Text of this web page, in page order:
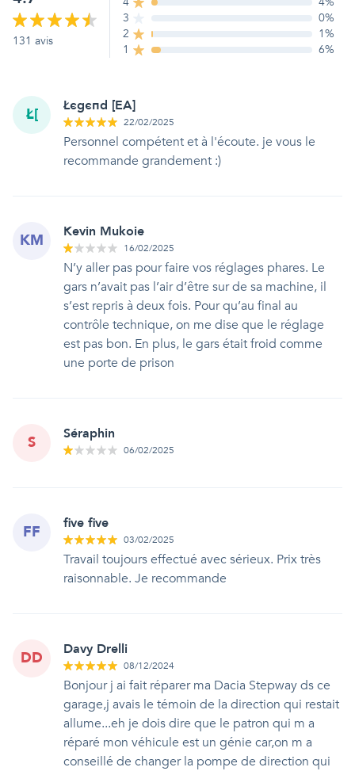
131 avis
3
0%
2
1%
1
6%
Ł[ Łєgєпd [EA]
22/02/2025
Personnel compétent et à l'écoute. je vous le
recommande grandement :)
KM Kevin Mukoie
16/02/2025
N’y aller pas pour faire vos réglages phares. Le
gars n’avait pas l’air d’être sur de sa machine, il
s’est repris à deux fois. Pour qu’au final au
contrôle technique, on me dise que le réglage
est pas bon. En plus, le gars était froid comme
une porte de prison
S Séraphin
06/02/2025
FF five five
03/02/2025
Travail toujours effectué avec sérieux. Prix très
raisonnable. Je recommande
DD Davy Drelli
08/12/2024
Bonjour j ai fait réparer ma Dacia Stepway ds ce
garage,j avais le témoin de la direction qui restait
allume...eh je dois dire que le patron qui m a
réparé mon véhicule est un génie car,on m a
conseillé de changer la pompe de direction qui